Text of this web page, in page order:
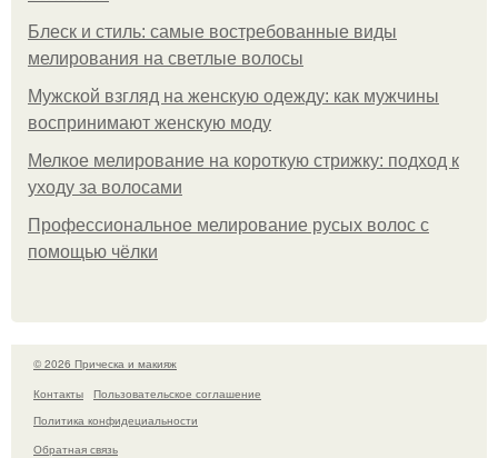
Блеск и стиль: самые востребованные виды
мелирования на светлые волосы
Мужской взгляд на женскую одежду: как мужчины
воспринимают женскую моду
Мелкое мелирование на короткую стрижку: подход к
уходу за волосами
Профессиональное мелирование русых волос с
помощью чёлки
© 2026 Прическа и макияж
Контакты
Пользовательское соглашение
Политика конфидециальности
Обратная связь